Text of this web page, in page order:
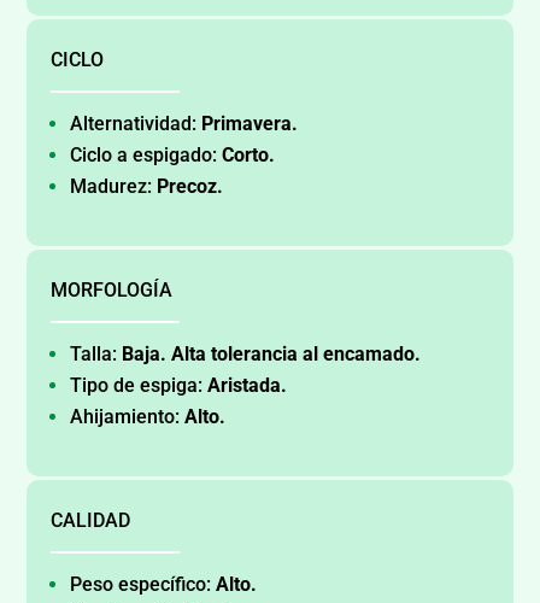
CICLO
Alternatividad: Primavera.
Ciclo a espigado:Corto.
Madurez: Precoz.
MORFOLOGÍA
Talla: Baja. Alta tolerancia al encamado.
Tipo de espiga:Aristada.
Ahijamiento:Alto.
CALIDAD
Peso específico:Alto.